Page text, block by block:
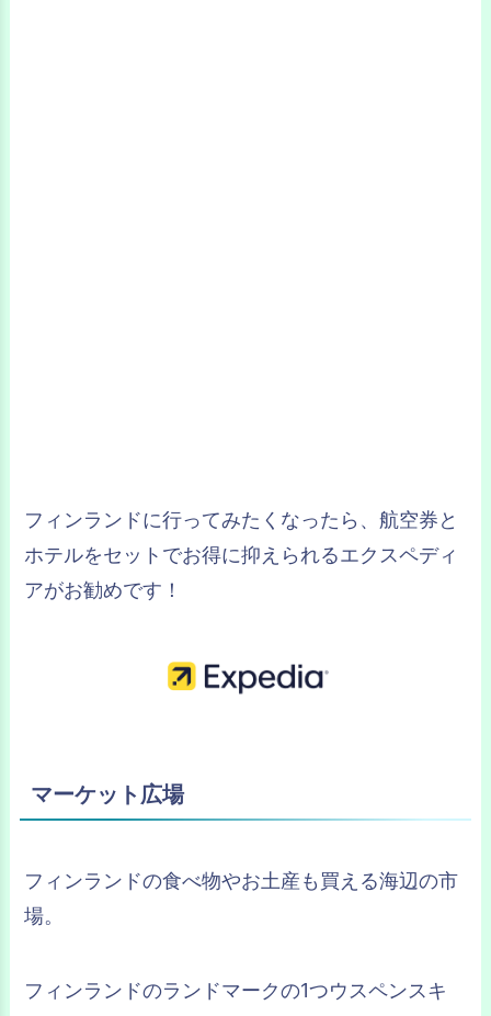
フィンランドに行ってみたくなったら、航空券と
ホテルをセットでお得に抑えられるエクスペディ
アがお勧めです！
マーケット広場
フィンランドの食べ物やお土産も買える海辺の市
場。
フィンランドのランドマークの1つウスペンスキ